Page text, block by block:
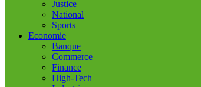
Justice
National
Sports
Economie
Banque
Commerce
Finance
High-Tech